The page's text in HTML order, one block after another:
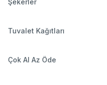
Tuvalet Kağıtları
Çok Al Az Öde